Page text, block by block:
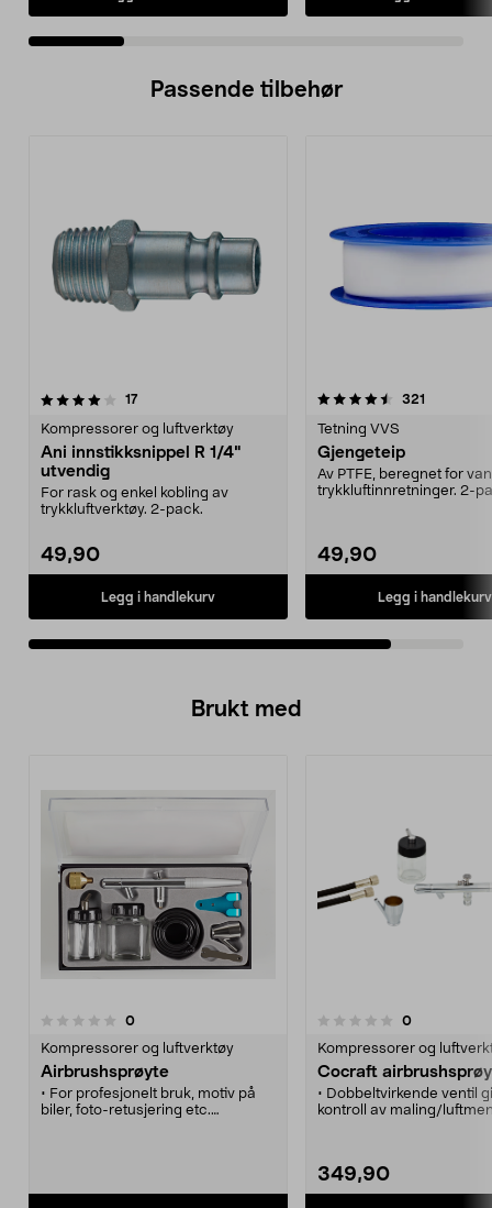
Passende tilbehør
17anmeldelser
Kompressorer og luftverktøy
Ani innstikksnippel R 1/4"
utvendig
For rask og enkel kobling av
trykkluftverktøy. 2-pack.
49,90
Legg i handlekurv
4.5av 5 stjerner 321
Tetning VVS
Gjengeteip
Av PTFE, beregnet for
trykkluftinnretninger. 2-
49,90
Legg i handlekurv
Brukt med
0anmeldelser
Kompressorer og luftverktøy
Airbrushsprøyte
• For profesjonelt bruk, motiv på
biler, foto-retusjering etc.
0.0 av 5 stjerner 0anmeldelser
Kompressorer og
Cocraft
• Dobbeltvirkende ventil
kontroll av maling/
1,8 m slange og holder
349,90